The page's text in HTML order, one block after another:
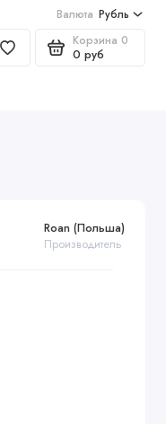
Валюта Рубль
Корзина 0
0 руб
Roan (Польша)
Производитель